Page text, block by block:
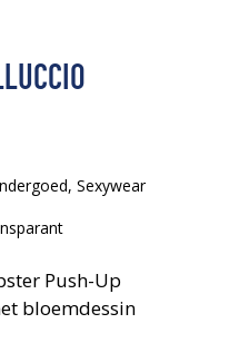
,Sexywear
Push-Up
bloemdessin